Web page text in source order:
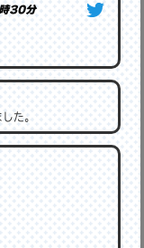
30分
た。